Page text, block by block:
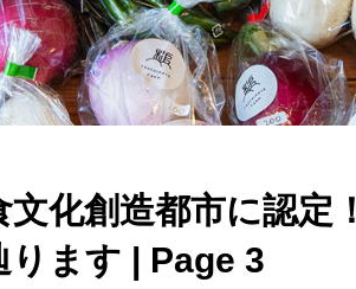
化創造都市に認定！
ます | Page 3